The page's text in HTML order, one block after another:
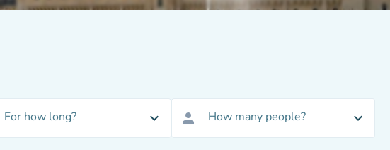
For how long? expand_more person How many people? expand_more